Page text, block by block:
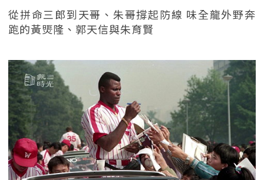
從拼命三郎到天哥、朱哥撐起防線 味全龍外野奔
跑的黃煚隆、郭天信與朱育賢